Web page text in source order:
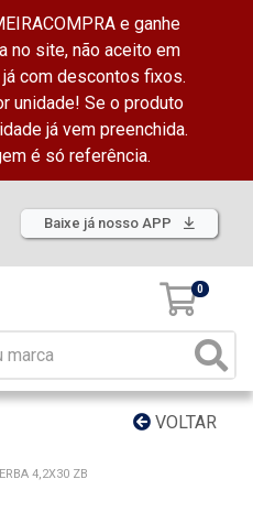
e ganhe
no site, não aceito em
com descontos fixos.
unidade! Se o produto
já vem preenchida.
é só referência.
Baixe já nosso APP
0
VOLTAR
4,2X30 ZB